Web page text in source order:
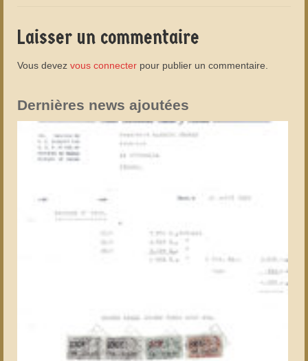
Laisser un commentaire
Vous devez vous connecter pour publier un commentaire.
Dernières news ajoutées